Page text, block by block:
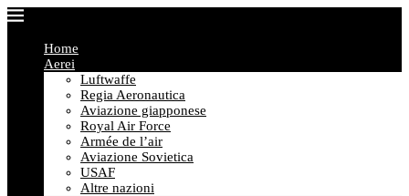
Home
Aerei
Luftwaffe
Regia Aeronautica
Aviazione giapponese
Royal Air Force
Armée de l’air
Aviazione Sovietica
USAF
Altre nazioni